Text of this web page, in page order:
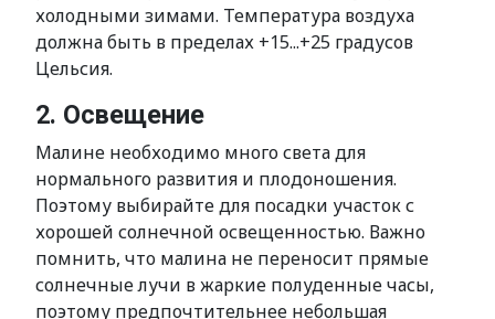
холодными зимами. Температура воздуха
должна быть в пределах +15...+25 градусов
Цельсия.
2. Освещение
Малине необходимо много света для
нормального развития и плодоношения.
Поэтому выбирайте для посадки участок с
хорошей солнечной освещенностью. Важно
помнить, что малина не переносит прямые
солнечные лучи в жаркие полуденные часы,
поэтому предпочтительнее небольшая